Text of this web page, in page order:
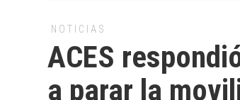
NOTICIAS
ACES
a parar la